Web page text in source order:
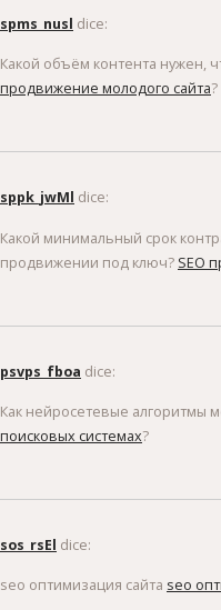
spms_nusl dice:
Какой объём контента нужен,
продвижение молодого сайта?
sppk_jwMl dice:
Какой минимальный срок
продвижении под ключ? SEO
psvps_fboa dice:
Как нейросетевые алгоритмы
поисковых системах?
sos_rsEl dice:
seo оптимизация сайта seo